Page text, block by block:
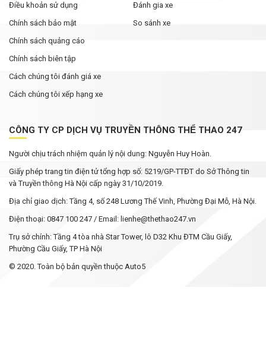
Điều khoản sử dụng
Chính sách bảo mật
Chính sách quảng cáo
Chính sách biên tập
Cách chúng tôi đánh giá xe
Cách chúng tôi xếp hạng xe
Đánh gia xe
So sánh xe
CÔNG TY CP DỊCH VỤ TRUYỀN THÔNG THỂ THAO 247
Người chịu trách nhiệm quản lý nội dung: Nguyễn Huy Hoàn.
Giấy phép trang tin điện tử tổng hợp số: 5219/GP-TTĐT do Sở Thông tin
và Truyền thông Hà Nội cấp ngày 31/10/2019.
Địa chỉ giao dịch: Tầng 4, số 248 Lương Thế Vinh, Phường Đại Mỗ, Hà Nội.
Điện thoại: 0847 100 247 / Email: lienhe@thethao247.vn
Trụ sở chính: Tầng 4 tòa nhà Star Tower, lô D32 Khu ĐTM Cầu Giấy,
Phường Cầu Giấy, TP Hà Nội
© 2020. Toàn bộ bản quyền thuộc Auto5